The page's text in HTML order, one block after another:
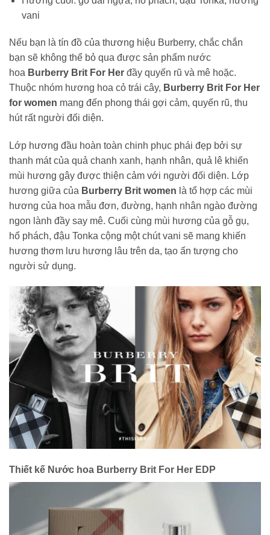
vani
Nếu bạn là tín đồ của thương hiệu Burberry, chắc chắn
bạn sẽ không thể bỏ qua được sản phẩm nước
hoa Burberry Brit For Her đầy quyến rũ và mê hoặc.
Thuộc nhóm hương hoa cỏ trái cây, Burberry Brit For Her
for women mang đến phong thái gợi cảm, quyến rũ, thu
hút rất người đối diện.
Lớp hương đầu hoàn toàn chinh phục phái đẹp bởi sự
thanh mát của quả chanh xanh, hạnh nhân, quả lê khiến
mùi hương gây được thiện cảm với người đối diện. Lớp
hương giữa của Burberry Brit women là tổ hợp các mùi
hương của hoa mẫu đơn, đường, hạnh nhân ngào đường
ngon lành đầy say mê. Cuối cùng mùi hương của gỗ gụ,
hổ phách, đậu Tonka cộng một chút vani sẽ mang khiến
hương thơm lưu hương lâu trên da, tạo ấn tượng cho
người sử dụng.
Thiết kế Nước hoa Burberry Brit For Her EDP